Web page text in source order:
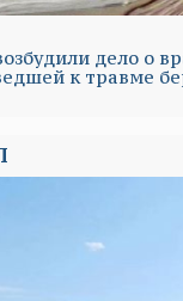
дело о
к травме